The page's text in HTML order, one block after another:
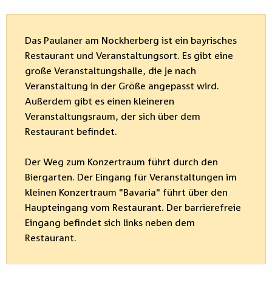
Das Paulaner am Nockherberg ist ein bayrisches
Restaurant und Veranstaltungsort. Es gibt eine
große Veranstaltungshalle, die je nach
Veranstaltung in der Größe angepasst wird.
Außerdem gibt es einen kleineren
Veranstaltungsraum, der sich über dem
Restaurant befindet.
Der Weg zum Konzertraum führt durch den
Biergarten. Der Eingang für Veranstaltungen im
kleinen Konzertraum "Bavaria" führt über den
Haupteingang vom Restaurant. Der barrierefreie
Eingang befindet sich links neben dem
Restaurant.